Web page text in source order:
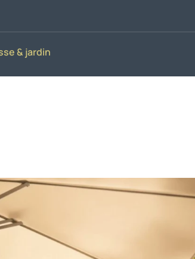
& jardin